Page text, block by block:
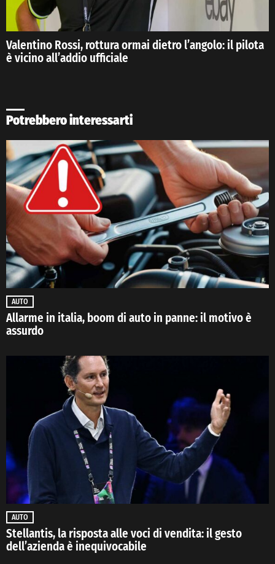
Valentino Rossi, rottura ormai dietro l’angolo: il pilota
è vicino all’addio ufficiale
Potrebbero interessarti
AUTO
Allarme in italia, boom di auto in panne: il motivo è
assurdo
AUTO
Stellantis, la risposta alle voci di vendita: il gesto
dell’azienda è inequivocabile